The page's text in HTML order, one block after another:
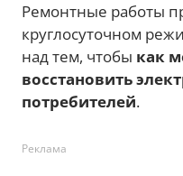
Ремонтные работы
круглосуточном
над тем, чтобы как
восстановить
потребителей.
Реклама